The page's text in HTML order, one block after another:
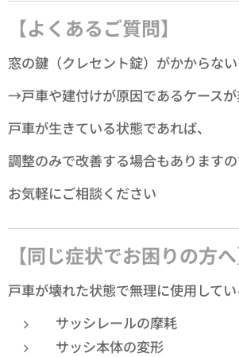
【よくあるご質問】
窓の鍵（クレセント錠）がかからな
→戸車や建付けが原因であるケースが
戸車が生きている状態であれば、
調整のみで改善する場合もありますの
お気軽にご相談ください✨
【同じ症状でお困りの方へ
戸車が壊れた状態で無理に使用してい
サッシレールの摩耗
サッシ本体の変形